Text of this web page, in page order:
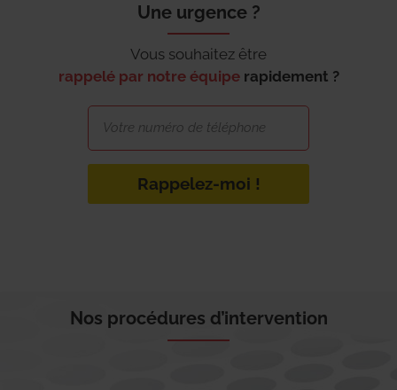
Une urgence ?
Vous souhaitez être
rappelé par notre équipe rapidement ?
Rappelez-moi !
Nos procédures d’intervention